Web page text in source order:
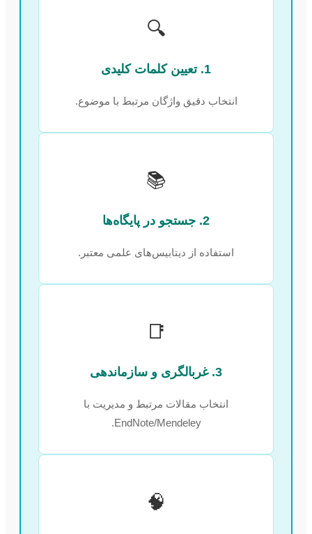
🔍
1. تعیین کلمات کلیدی
انتخاب دقیق واژگان مرتبط با موضوع.
📚
2. جستجو در پایگاه‌ها
استفاده از دیتابیس‌های علمی معتبر.
📑
3. غربالگری و سازماندهی
انتخاب مقالات مرتبط و مدیریت با
EndNote/Mendeley.
🧠